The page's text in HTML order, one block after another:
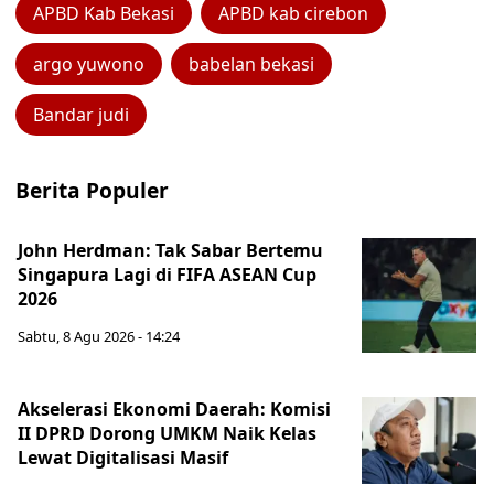
APBD Kab Bekasi APBD kab cirebon
argo yuwono babelan bekasi
Bandar judi
Berita Populer
John Herdman: Tak Sabar Bertemu
Singapura Lagi di FIFA ASEAN Cup
2026
Sabtu, 8 Agu 2026 - 14:24
Akselerasi Ekonomi Daerah: Komisi
II DPRD Dorong UMKM Naik Kelas
Lewat Digitalisasi Masif